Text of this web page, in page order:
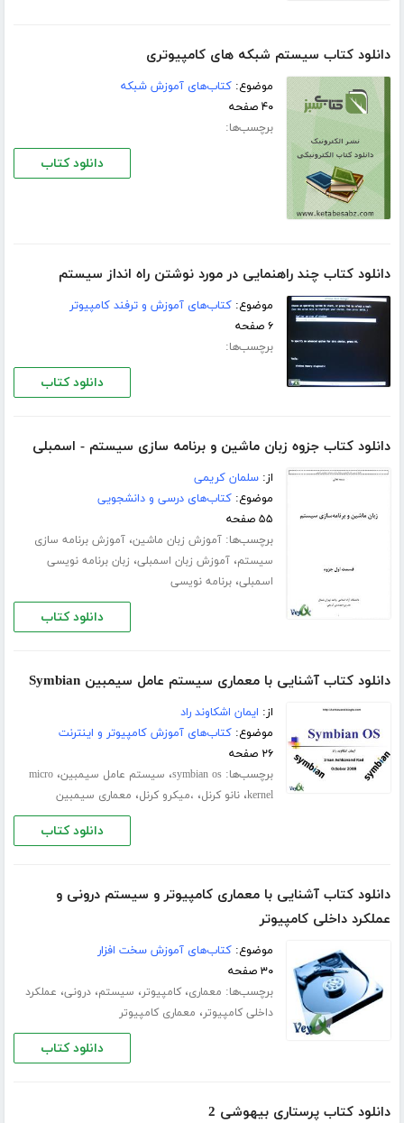
دانلود کتاب سیستم شبکه های کامپیوتری
موضوع:کتاب‌های آموزش شبکه
۴۰ صفحه
برچسب‌ها:
دانلود کتاب
دانلود کتاب چند راهنمایی در مورد نوشتن راه انداز سیستم
موضوع:کتاب‌های آموزش و ترفند کامپیوتر
۶ صفحه
برچسب‌ها:
دانلود کتاب
دانلود کتاب جزوه زبان ماشین و برنامه سازی سیستم - اسمبلی
از:سلمان کریمی
موضوع:کتاب‌های درسی و دانشجویی
۵۵ صفحه
برچسب‌ها:آموزش زبان ماشین،آموزش برنامه سازی
سیستم،آموزش زبان اسمبلی، زبان برنامه نویسی
اسمبلی،برنامه نویسی
دانلود کتاب
دانلود کتاب آشنایی با معماری سیستم عامل سیمبین Symbian
از: ایمان اشکاوند راد
موضوع:کتاب‌های آموزش کامپیوتر و اینترنت
۲۶ صفحه
برچسب‌ها:symbian os، سیستم عامل سیمبین،micro
kernel،نانو کرنل، ،میکرو کرنل، معماری سیمبین
دانلود کتاب
دانلود کتاب آشنایی با معماری کامپیوتر و سیستم درونی و
عملکرد داخلی کامپیوتر
موضوع:کتاب‌های آموزش سخت افزار
۳۰ صفحه
برچسب‌ها: معماری،کامپیوتر، سیستم،درونی، عملکرد
داخلی کامپیوتر، معماری کامپیوتر
دانلود کتاب
دانلود کتاب پرستاری بیهوشی 2